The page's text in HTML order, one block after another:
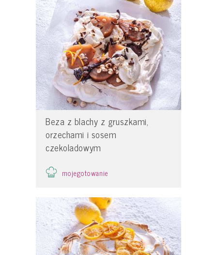
Beza z blachy z gruszkami,
orzechami i sosem
czekoladowym
mojegotowanie